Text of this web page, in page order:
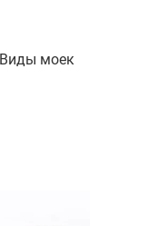
Виды моек